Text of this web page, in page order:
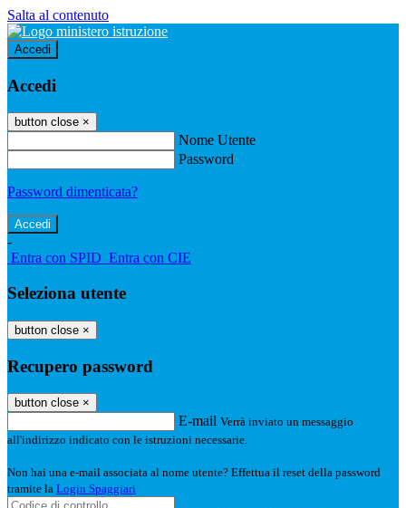
Salta al contenuto
Accedi
Accedi
button close ×
Nome Utente
Password
Password dimenticata?
-
Entra con SPID Entra con CIE
Seleziona utente
button close ×
Recupero password
button close ×
E-mail Verrà inviato un messaggio
all'indirizzo indicato con le istruzioni necessarie.
Non hai una e-mail associata al nome utente? Effettua il reset della password
tramite la Login Spaggiari